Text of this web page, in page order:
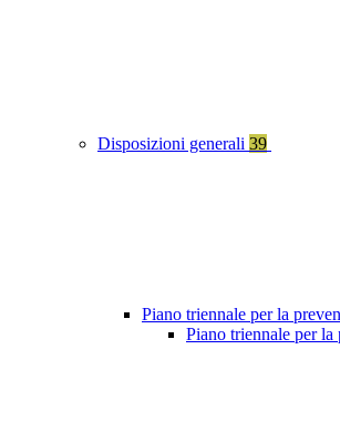
Disposizioni generali 39
Piano triennale per la
Piano triennale per